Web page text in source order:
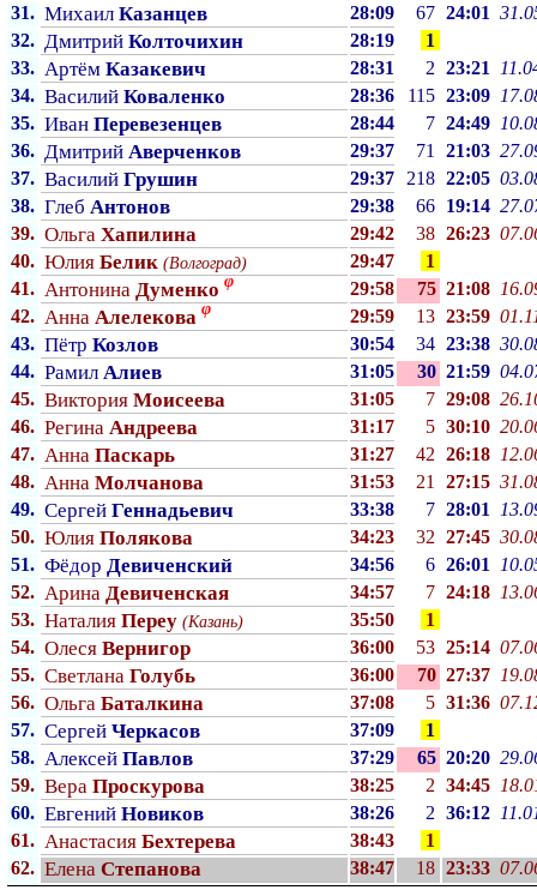
31. Михаил Казанцев 28:09 67 24:01
32. Дмитрий Колточихин 28:19
1
33. Артём Казакевич 28:31 2 23:21
34. Василий Коваленко 28:36 115 23:09
35. Иван Перевезенцев 28:44 7 24:49
36. Дмитрий Аверченков 29:37 71 21:03
37. Василий Грушин 29:37 218 22:05
38. Глеб Антонов 29:38 66 19:14
39. Ольга Хапилина 29:42 38 26:23
40. Юлия Белик (Волгоград) 29:47
1
41. Антонина Думенко φ 29:58 75 21:08
42. Анна Алелекова φ 29:59 13 23:59
43. Пётр Козлов 30:54 34 23:38
44. Рамил Алиев 31:05 30 21:59
45. Виктория Моисеева 31:05 7 29:08
46. Регина Андреева 31:17 5 30:10
47. Анна Паскарь 31:27 42 26:18
48. Анна Молчанова 31:53 21 27:15
49. Сергей Геннадьевич 33:38 7 28:01
50. Юлия Полякова 34:23 32 27:45
51. Фёдор Девиченский 34:56 6 26:01
52. Арина Девиченская 34:57 7 24:18
53. Наталия Переу (Казань) 35:50
1
54. Олеся Вернигор 36:00 53 25:14
55. Светлана Голубь 36:00 70 27:37
56. Ольга Баталкина 37:08 5 31:36
57. Сергей Черкасов 37:09
1
58. Алексей Павлов 37:29 65 20:20
59. Вера Проскурова 38:25 2 34:45
60. Евгений Новиков 38:26 2 36:12
61. Анастасия Бехтерева 38:43
1
62. Елена Степанова 38:47 18 23:33